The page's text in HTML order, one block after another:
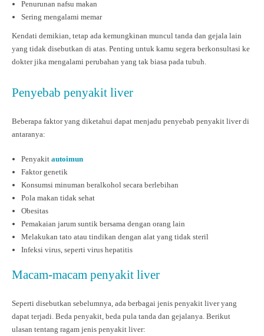
Penurunan nafsu makan
Sering mengalami memar
Kendati demikian, tetap ada kemungkinan muncul tanda dan gejala lain
yang tidak disebutkan di atas. Penting untuk kamu segera berkonsultasi ke
dokter jika mengalami perubahan yang tak biasa pada tubuh.
Penyebab penyakit liver
Beberapa faktor yang diketahui dapat menjadu penyebab penyakit liver di
antaranya:
Penyakit autoimun
Faktor genetik
Konsumsi minuman beralkohol secara berlebihan
Pola makan tidak sehat
Obesitas
Pemakaian jarum suntik bersama dengan orang lain
Melakukan tato atau tindikan dengan alat yang tidak steril
Infeksi virus, seperti virus hepatitis
Macam-macam penyakit liver
Seperti disebutkan sebelumnya, ada berbagai jenis penyakit liver yang
dapat terjadi. Beda penyakit, beda pula tanda dan gejalanya. Berikut
ulasan tentang ragam jenis penyakit liver: